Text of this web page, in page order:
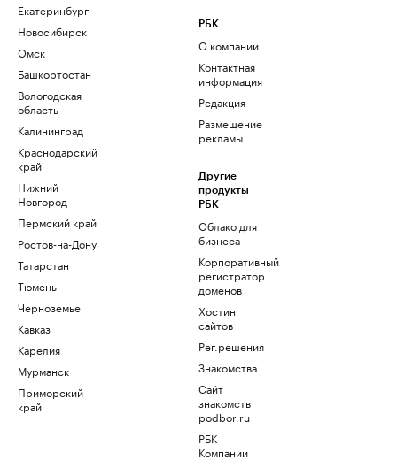
Екатеринбург
Новосибирск
Омск
Башкортостан
Вологодская
область
Калининград
Краснодарский
край
Нижний
Новгород
Пермский край
Ростов-на-Дону
Татарстан
Тюмень
Черноземье
Кавказ
Карелия
Мурманск
Приморский
край
РБК
О компании
Контактная
информация
Редакция
Размещение
рекламы
Другие
продукты
РБК
Облако для
бизнеса
Корпоративный
регистратор
доменов
Хостинг
сайтов
Рег.решения
Знакомства
Сайт
знакомств
podbor.ru
РБК
Компании